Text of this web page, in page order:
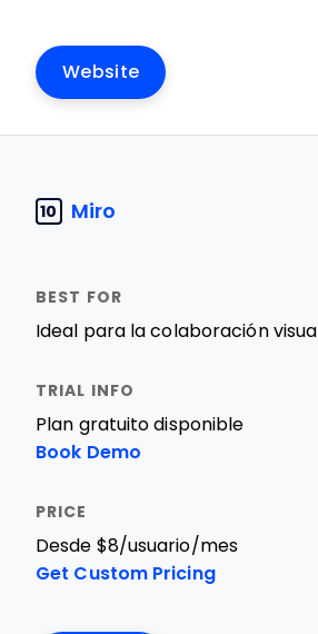
Website
10 Miro
Ideal para la colaboración visual
Plan gratuito disponible
Book Demo
Desde $8/usuario/mes
Get Custom Pricing